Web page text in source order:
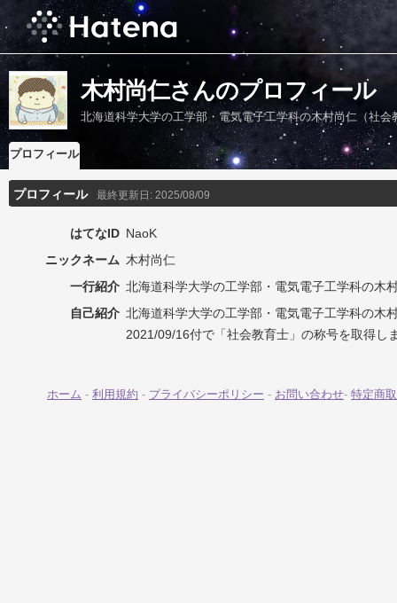
木村尚仁さんのプロフィール
北海道科学大学の工学部・電気電子工学科の木村尚仁（社会
プロフィール
プロフィール 最終更新日: 2025/08/09
はてなID NaoK
ニックネーム 木村尚仁
一行紹介 北海道科学大学の工学部・電気電子工学科の木
自己紹介 北海道科学大学の工学部・電気電子工学科の木
2021/09/16付で「社会教育士」の称号を取得し
ホーム - 利用規約 - プライバシーポリシー - お問い合わせ- 特定商